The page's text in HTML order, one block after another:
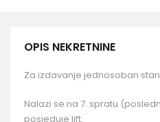
OPIS NEKRETNINE
Za izdavanje jednosoban stan
Nalazi se na 7. spratu
posjeduje lift.